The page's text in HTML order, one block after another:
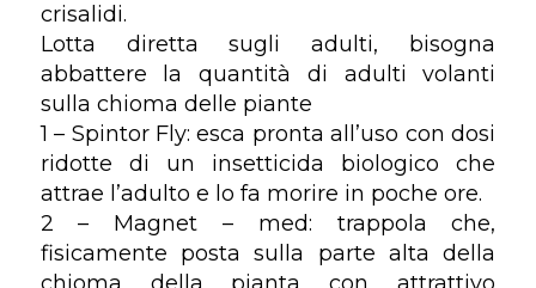
crisalidi.
Lotta diretta sugli adulti, bisogna
abbattere la quantità di adulti volanti
sulla chioma delle piante
1 – Spintor Fly: esca pronta all’uso con dosi
ridotte di un insetticida biologico che
attrae l’adulto e lo fa morire in poche ore.
2 – Magnet – med: trappola che,
fisicamente posta sulla parte alta della